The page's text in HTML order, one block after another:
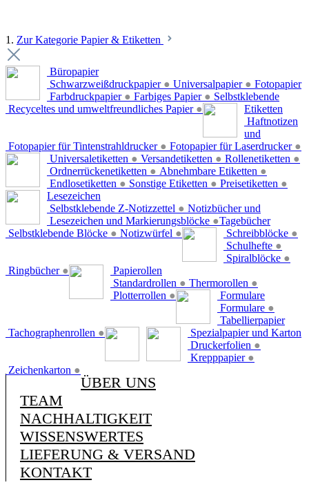
1. Zur Kategorie Papier & Etiketten
Büropapier
Schwarzweißdruckpapier ● Universalpapier ●
Farbdruckpapier ● Farbiges Papier ●
Recyceltes und umweltfreundliches Papier ●
Fotopapier
Fotopapier für Tintenstrahldrucker ● Fotopapier für Laserdrucker ●
Selbstklebende
Etiketten
Universaletiketten ● Versandetiketten ● Rollenetiketten ●
Ordnerrückenetiketten ● Abnehmbare Etiketten ●
Endlosetiketten ● Sonstige Etiketten ● Preisetiketten ●
Haftnotizen
und
Lesezeichen
Selbstklebende Z-Notizzettel ●
Lesezeichen und Markierungsblöcke ●
Selbstklebende Blöcke ● Notizwürfel ●
Notizbücher und
Tagebücher
Schreibblöcke ●
Schulhefte ●
Spiralblöcke ●
Ringbücher ●
Papierollen
Standardrollen ● Thermorollen ●
Plotterrollen ●
Formulare
Formulare ●
Tachographenrollen ●
Tabellierpapier
Spezialpapier und Karton
Druckerfolien ●
Krepppapier ●
Zeichenkarton ●
ÜBER UNS
TEAM
NACHHALTIGKEIT
WISSENSWERTES
LIEFERUNG & VERSAND
KONTAKT